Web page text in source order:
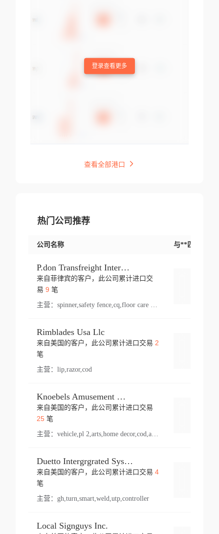
登录查看更多
查看全部港口
热门公司推荐
公司名称 与**匹配交易
P.don Transfreight International
来自菲律宾的客户，此公司累计进口交
易 9 笔
主营：
Rimblades Usa Llc
来自美国的客户，此公司累计进口交易 2
笔
主营： lip,razor,cod
Knoebels Amusement Resort
来自美国的客户，此公司累计进口交易
25笔
主营： vehicle,pl 2,arts,home decor,cod,amusement ride,sea
Duetto Intergrgrated Systems Inc.
来自美国的客户，此公司累计进口交易 4
笔
主营： gh,turn,smart,weld,utp,controller
Local Signguys Inc.